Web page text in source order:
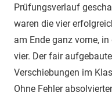
Prüfungsverlauf
waren die vier
am Ende ganz vorne,
vier. Der fair
Verschiebungen im
Ohne Fehler